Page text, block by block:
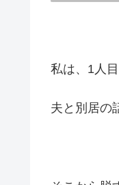
私は、1人
夫と別居の